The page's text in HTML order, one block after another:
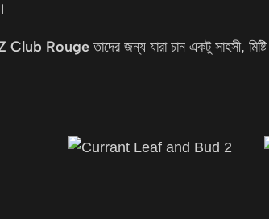
Club Rouge তাদের জন্য যারা চান একটু সাহসী,